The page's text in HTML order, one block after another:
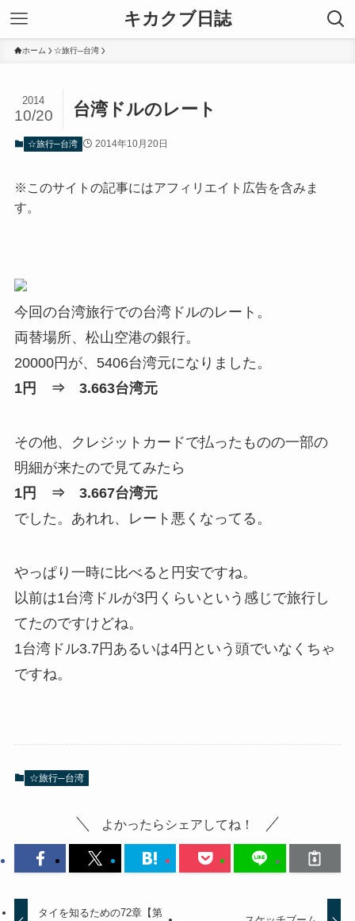
キカクブ日誌
ホーム ☆旅行─台湾
台湾ドルのレート
2014
10/20
☆旅行─台湾 2014年10月20日
※このサイトの記事にはアフィリエイト広告を含みま
す。
今回の台湾旅行での台湾ドルのレート。
両替場所、松山空港の銀行。
20000円が、5406台湾元になりました。
1円 ⇒ 3.663台湾元
その他、クレジットカードで払ったものの一部の
明細が来たので見てみたら
1円 ⇒ 3.667台湾元
でした。あれれ、レート悪くなってる。
やっぱり一時に比べると円安ですね。
以前は1台湾ドルが3円くらいという感じで旅行し
てたのですけどね。
1台湾ドル3.7円あるいは4円という頭でいなくちゃ
ですね。
☆旅行─台湾
よかったらシェアしてね！
タイを知るための72章【第